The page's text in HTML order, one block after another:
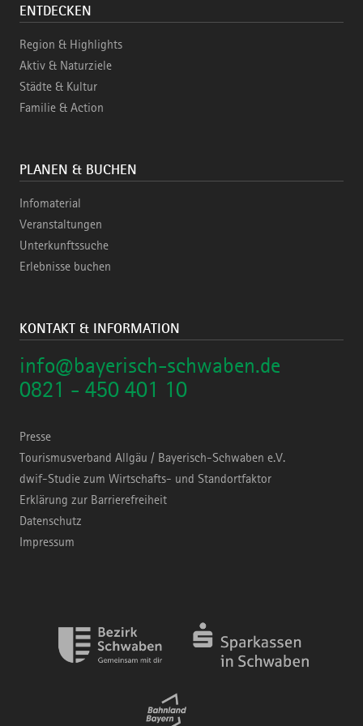
ENTDECKEN
Region & Highlights
Aktiv & Naturziele
Städte & Kultur
Familie & Action
PLANEN & BUCHEN
Infomaterial
Veranstaltungen
Unterkunftssuche
Erlebnisse buchen
KONTAKT & INFORMATION
info@bayerisch-schwaben.de
0821 - 450 401 10
Presse
Tourismusverband Allgäu / Bayerisch-Schwaben e.V.
dwif-Studie zum Wirtschafts- und Standortfaktor
Erklärung zur Barrierefreiheit
Datenschutz
Impressum